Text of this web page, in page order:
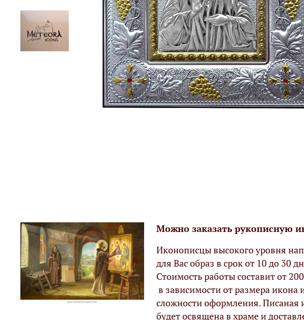
Можно заказать рукописную
Иконописцы высокого уровня
для Вас образ в срок от 10 до 30
Стоимость работы составит от
в зависимости от размера икона
сложности оформления. Писаная
будет освящена в храме и